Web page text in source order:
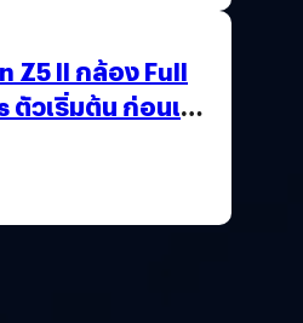
Z5 II กล้อง Full
วเริ่มต้น ก่อนเปิด